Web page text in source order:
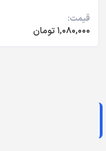
قیمت:
۱,۰۸۰,۰۰۰ تومان